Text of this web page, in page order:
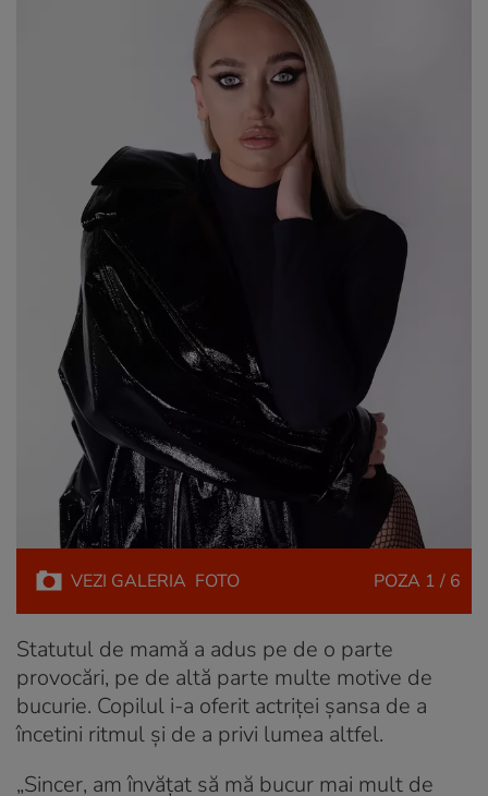
VEZI GALERIA FOTO POZA 1 / 6
Statutul de mamă a adus pe de o parte
provocări, pe de altă parte multe motive de
bucurie. Copilul i-a oferit actriței șansa de a
încetini ritmul și de a privi lumea altfel.
„Sincer, am învățat să mă bucur mai mult de